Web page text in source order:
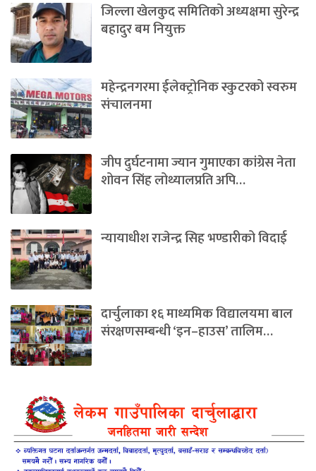
जिल्ला खेलकुद समितिको अध्यक्षमा सुरेन्द्र
बहादुर बम नियुक्त
महेन्द्रनगरमा ईलेक्ट्रोनिक स्कुटरको स्वरुम
संचालनमा
जीप दुर्घटनामा ज्यान गुमाएका कांग्रेस नेता
शोवन सिंह लोथ्यालप्रति अपि…
न्यायाधीश राजेन्द्र सिह भण्डारीको विदाई
दार्चुलाका १६ माध्यमिक विद्यालयमा बाल
संरक्षणसम्बन्धी ‘इन–हाउस’ तालिम…